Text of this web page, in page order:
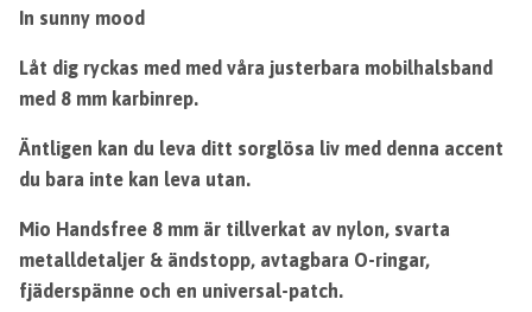
In sunny mood
Låt dig ryckas med med våra justerbara mobilhalsband
med 8 mm karbinrep.
Äntligen kan du leva ditt sorglösa liv med denna accent
du bara inte kan leva utan.
Mio Handsfree 8 mm är tillverkat av nylon, svarta
metalldetaljer & ändstopp, avtagbara O-ringar,
fjäderspänne och en universal-patch.